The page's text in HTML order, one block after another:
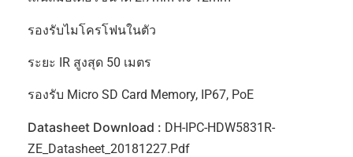
รองรับไมโครโฟนในตัว
ระยะ IR สูงสุด 50 เมตร
รองรับ Micro SD Card Memory, IP67, PoE
Datasheet Download : DH-IPC-HDW5831R-
ZE_Datasheet_20181227.pdf